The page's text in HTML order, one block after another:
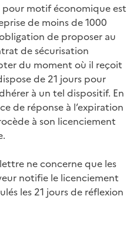
pour motif économique est
de moins de 1000
de proposer au
de sécurisation
du moment où il reçoit
de 21 jours pour
à un tel dispositif. En
de réponse à l’expiration
à son licenciement
ne concerne que les
notifie le licenciement
les 21 jours de réflexion